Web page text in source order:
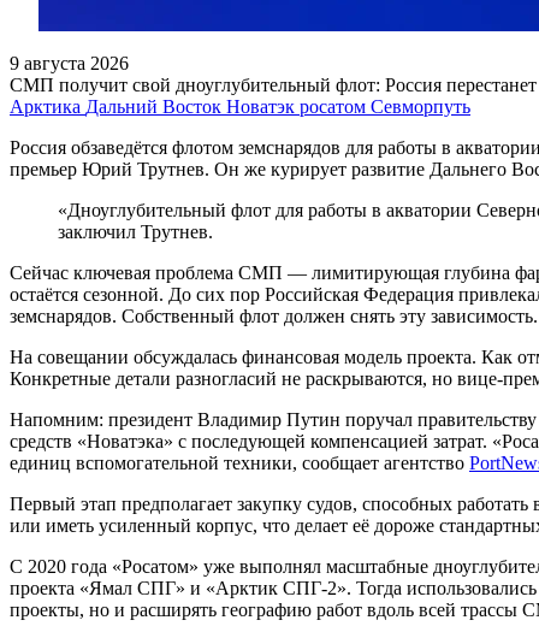
9 августа 2026
СМП получит свой дноуглубительный флот: Россия перестанет
Арктика Дальний Восток Новатэк росатом Севморпуть
Россия обзаведётся флотом земснарядов для работы в
премьер Юрий Трутнев. Он же курирует развитие Дальнего
«Дноуглубительный флот для работы в акватории
заключил Трутнев.
Сейчас ключевая проблема СМП — лимитирующая глубина
остаётся сезонной. До сих пор Российская Федерация
земснарядов. Собственный флот должен снять эту зависимость.
На совещании обсуждалась финансовая модель проекта. Как
Конкретные детали разногласий не раскрываются, но вице-
Напомним: президент Владимир Путин поручал правительству
средств «Новатэка» с последующей компенсацией затрат.
единиц вспомогательной техники, сообщает агентство
Первый этап предполагает закупку судов, способных
или иметь усиленный корпус, что делает её дороже
С 2020 года «Росатом» уже выполнял масштабные
проекта «Ямал СПГ» и «Арктик СПГ-2». Тогда использовались
проекты, но и расширять географию работ вдоль всей